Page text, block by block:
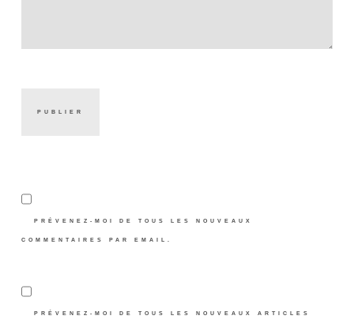
PRÉVENEZ-MOI DE TOUS LES NOUVEAUX
COMMENTAIRES PAR EMAIL.
PRÉVENEZ-MOI DE TOUS LES NOUVEAUX ARTICLES